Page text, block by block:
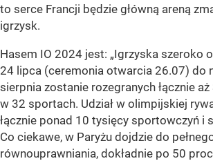
to serce Francji będzie główną areną
igrzysk.
Hasem IO 2024 jest: „Igrzyska szeroko
24 lipca (ceremonia otwarcia 26.07) do
sierpnia zostanie rozegranych łącznie
w 32 sportach. Udział w olimpijskiej
łącznie ponad 10 tysięcy sportowczyń i
Co ciekawe, w Paryżu dojdzie do
równouprawniania, dokładnie po 50